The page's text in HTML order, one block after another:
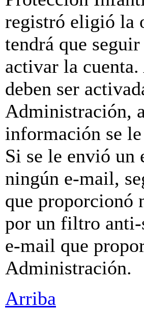
registró eligió la
tendrá que
activar la
deben ser
Administración,
información se
Si se le envió un
ningún e-mail,
que proporcionó
por un filtro anti-
e-mail que
Administración.
Arriba